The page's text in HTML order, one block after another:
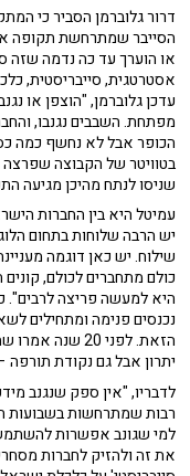
דרור גלוברמן הסביר כי
הסייבר שמתרחשת תקופה
או הוערך עד כה נדמה שזה
אסטרטגית, סייבריסטית,
עדכן גלוברמן, "הוצפן או
הכופר אבל לא נחשף כמה
בטוויטר של הקבוצה שפרצה
שניסו לנתח מהיכן מגיעה
עמיטל היא בין החברות
יש הרבה שלוחות בתחום
שילוח. יש כאן דוגמה
כולם מתחברים לכולם,
היא למעשה פריצה לרבים".
נכנסים פנימה ומתחילים
הזאת. לפני 20
יתרון אבל גם נקודת תורפה
לדבריו, "אין ספק שנגנב
רבות שמתרחשות בשבועות
למי שגונב אפשרות להשתמש
את זה ולהזיק לחברות